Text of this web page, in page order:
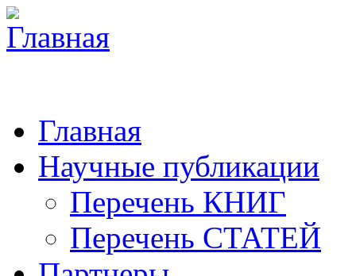
Главная
Научные публикации
Перечень КНИГ
Перечень СТАТЕЙ